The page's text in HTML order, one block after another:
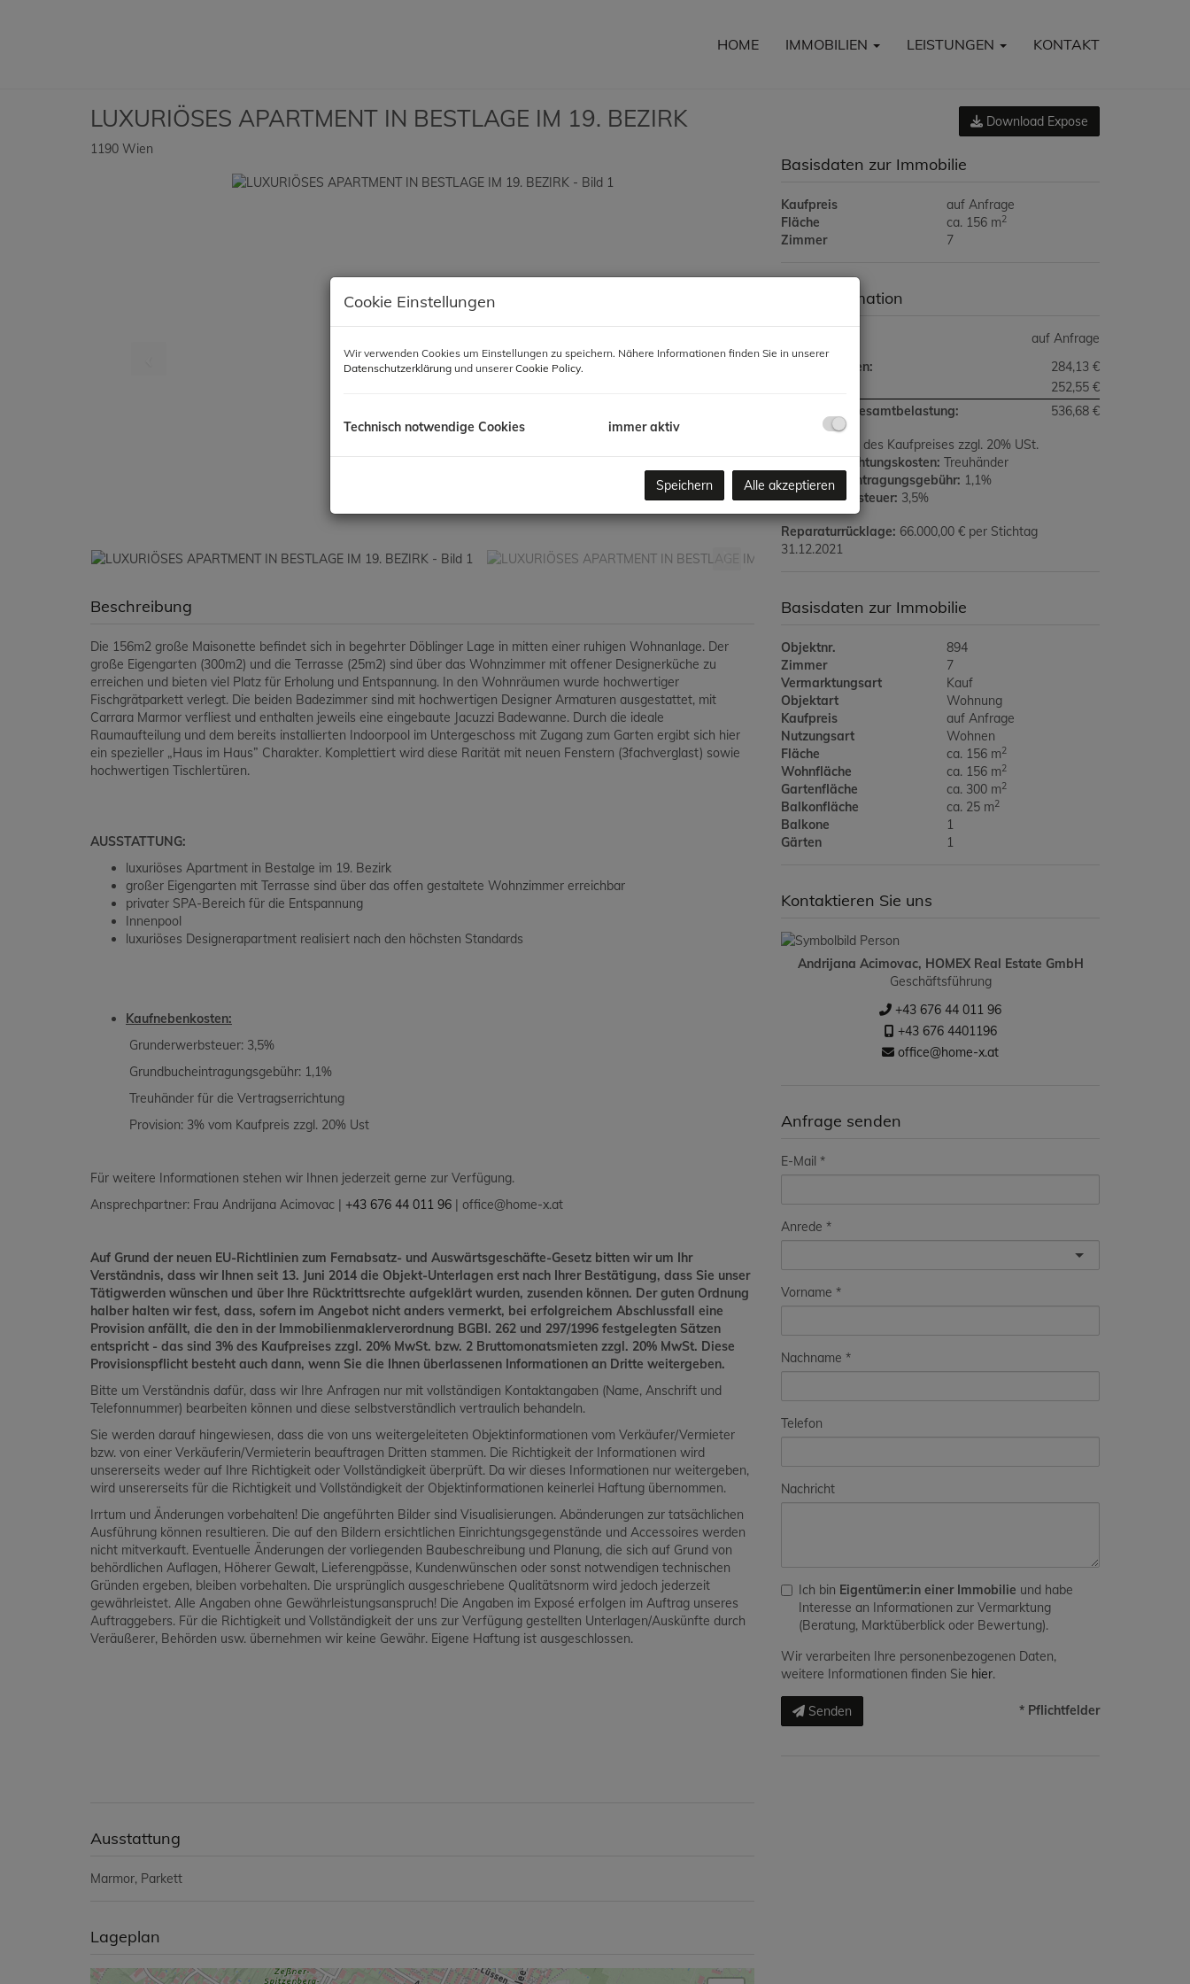
HOME IMMOBILIEN LEISTUNGEN KONTAKT
LUXURIÖSES APARTMENT IN BESTLAGE IM 19. BEZIRK
1190 Wien
Beschreibung
Die 156m2 große Maisonette befindet sich in begehrter Döblinger Lage in mitten einer ruhigen Wohnanlage. Der
große Eigengarten (300m2) und die Terrasse (25m2) sind über das Wohnzimmer mit offener Designerküche zu
erreichen und bieten viel Platz für Erholung und Entspannung. In den Wohnräumen wurde hochwertiger
Fischgrätparkett verlegt. Die beiden Badezimmer sind mit hochwertigen Designer Armaturen ausgestattet, mit
Carrara Marmor verfliest und enthalten jeweils eine eingebaute Jacuzzi Badewanne. Durch die ideale
Raumaufteilung und dem bereits installierten Indoorpool im Untergeschoss mit Zugang zum Garten ergibt sich hier
ein spezieller „Haus im Haus” Charakter. Komplettiert wird diese Rarität mit neuen Fenstern (3fachverglast) sowie
hochwertigen Tischlertüren.
AUSSTATTUNG:
luxuriöses Apartment in Bestalge im 19. Bezirk
großer Eigengarten mit Terrasse sind über das offen gestaltete Wohnzimmer erreichbar
privater SPA-Bereich für die Entspannung
Innenpool
luxuriöses Designerapartment realisiert nach den höchsten Standards
Kaufnebenkosten:
Grunderwerbsteuer: 3,5%
Grundbucheintragungsgebühr: 1,1%
Treuhänder für die Vertragserrichtung
Provision: 3% vom Kaufpreis zzgl. 20% Ust
Für weitere Informationen stehen wir Ihnen jederzeit gerne zur Verfügung.
Ansprechpartner: Frau Andrijana Acimovac | +43 676 44 011 96 | office@home-x.at
Auf Grund der neuen EU-Richtlinien zum Fernabsatz- und Auswärtsgeschäfte-Gesetz bitten wir um Ihr
Verständnis, dass wir Ihnen seit 13. Juni 2014 die Objekt-Unterlagen erst nach Ihrer Bestätigung, dass Sie unser
Tätigwerden wünschen und über Ihre Rücktrittsrechte aufgeklärt wurden, zusenden können. Der guten Ordnung
halber halten wir fest, dass, sofern im Angebot nicht anders vermerkt, bei erfolgreichem Abschlussfall eine
Provision anfällt, die den in der Immobilienmaklerverordnung BGBI. 262 und 297/1996 festgelegten Sätzen
entspricht - das sind 3% des Kaufpreises zzgl. 20% MwSt. bzw. 2 Bruttomonatsmieten zzgl. 20% MwSt. Diese
Provisionspflicht besteht auch dann, wenn Sie die Ihnen überlassenen Informationen an Dritte weitergeben.
Bitte um Verständnis dafür, dass wir Ihre Anfragen nur mit vollständigen Kontaktangaben (Name, Anschrift und
Telefonnummer) bearbeiten können und diese selbstverständlich vertraulich behandeln.
Sie werden darauf hingewiesen, dass die von uns weitergeleiteten Objektinformationen vom Verkäufer/Vermieter
bzw. von einer Verkäuferin/Vermieterin beauftragen Dritten stammen. Die Richtigkeit der Informationen wird
unsererseits weder auf Ihre Richtigkeit oder Vollständigkeit überprüft. Da wir dieses Informationen nur weitergeben,
wird unsererseits für die Richtigkeit und Vollständigkeit der Objektinformationen keinerlei Haftung übernommen.
Irrtum und Änderungen vorbehalten! Die angeführten Bilder sind Visualisierungen. Abänderungen zur tatsächlichen
Ausführung können resultieren. Die auf den Bildern ersichtlichen Einrichtungsgegenstände und Accessoires werden
nicht mitverkauft. Eventuelle Änderungen der vorliegenden Baubeschreibung und Planung, die sich auf Grund von
behördlichen Auflagen, Höherer Gewalt, Lieferengpässe, Kundenwünschen oder sonst notwendigen technischen
Gründen ergeben, bleiben vorbehalten. Die ursprünglich ausgeschriebene Qualitätsnorm wird jedoch jederzeit
gewährleistet. Alle Angaben ohne Gewährleistungsanspruch! Die Angaben im Exposé erfolgen im Auftrag unseres
Auftraggebers. Für die Richtigkeit und Vollständigkeit der uns zur Verfügung gestellten Unterlagen/Auskünfte durch
Veräußerer, Behörden usw. übernehmen wir keine Gewähr. Eigene Haftung ist ausgeschlossen.
Ausstattung
Marmor Parkett
Lageplan
Download Expose
Basisdaten zur Immobilie
Kaufpreis
auf Anfrage
Fläche
ca. 156 m2
Zimmer 7
Preisinformation
auf Anfrage
Betriebskosten:
284,13 €
252,55 €
monatliche Gesamtbelastung:
536,68 €
3% des Kaufpreises zzgl. 20% USt.
Vertragserrichtungskosten: Treuhänder
Grundbucheintragungsgebühr: 1,1%
Grunderwerbsteuer: 3,5%
Reparaturrücklage: 66.000,00 € per Stichtag
31.12.2021
Basisdaten zur Immobilie
Objektnr.
894
Zimmer
7
Vermarktungsart
Kauf
Objektart
Wohnung
Kaufpreis
auf Anfrage
Nutzungsart
Wohnen
Fläche
ca. 156 m2
Wohnfläche ca. 156 m2
Gartenfläche ca. 300 m2
Balkonfläche ca. 25 m2
Balkone
1
Gärten
1
Kontaktieren Sie uns
Andrijana Acimovac, HOMEX Real Estate GmbH
Geschäftsführung
+43 676 44 011 96
+43 676 4401196
office@home-x.at
Anfrage senden
E-Mail
Anrede
Vorname
Nachname
Telefon
Nachricht
Ich bin Eigentümer:in einer Immobilie und habe
Interesse an Informationen zur Vermarktung
(Beratung, Marktüberblick oder Bewertung).
Wir verarbeiten Ihre personenbezogenen Daten,
weitere Informationen finden Sie hier.
Senden * Pflichtfelder
Cookie Einstellungen
Wir verwenden Cookies um Einstellungen zu speichern. Nähere Informationen finden Sie in unserer
Datenschutzerklärung und unsererCookie Policy.
Technisch notwendige Cookies immer aktiv
Speichern Alle akzeptieren